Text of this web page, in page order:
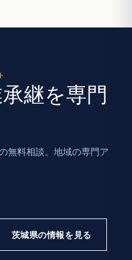
継を専門
無料相談。地域の専門ア
茨城県の情報を見る